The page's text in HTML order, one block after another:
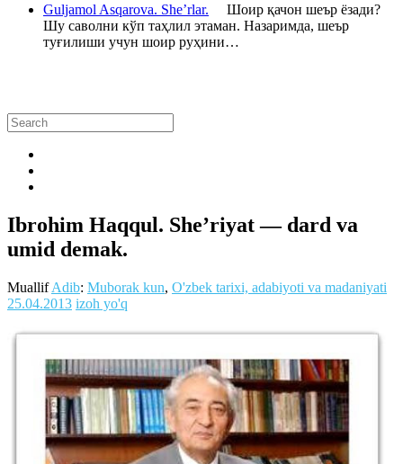
Guljamol Asqarova. She’rlar. Шоир қачон шеър ёзади?
Шу саволни кўп таҳлил этаман. Назаримда, шеър
туғилиши учун шоир руҳини…
Ibrohim Haqqul. She’riyat — dard va
umid demak.
MuallifAdib: Muborak kun, O'zbek tarixi, adabiyoti va madaniyati
25.04.2013 izoh yo'q